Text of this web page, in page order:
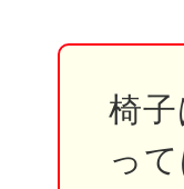
椅
っ